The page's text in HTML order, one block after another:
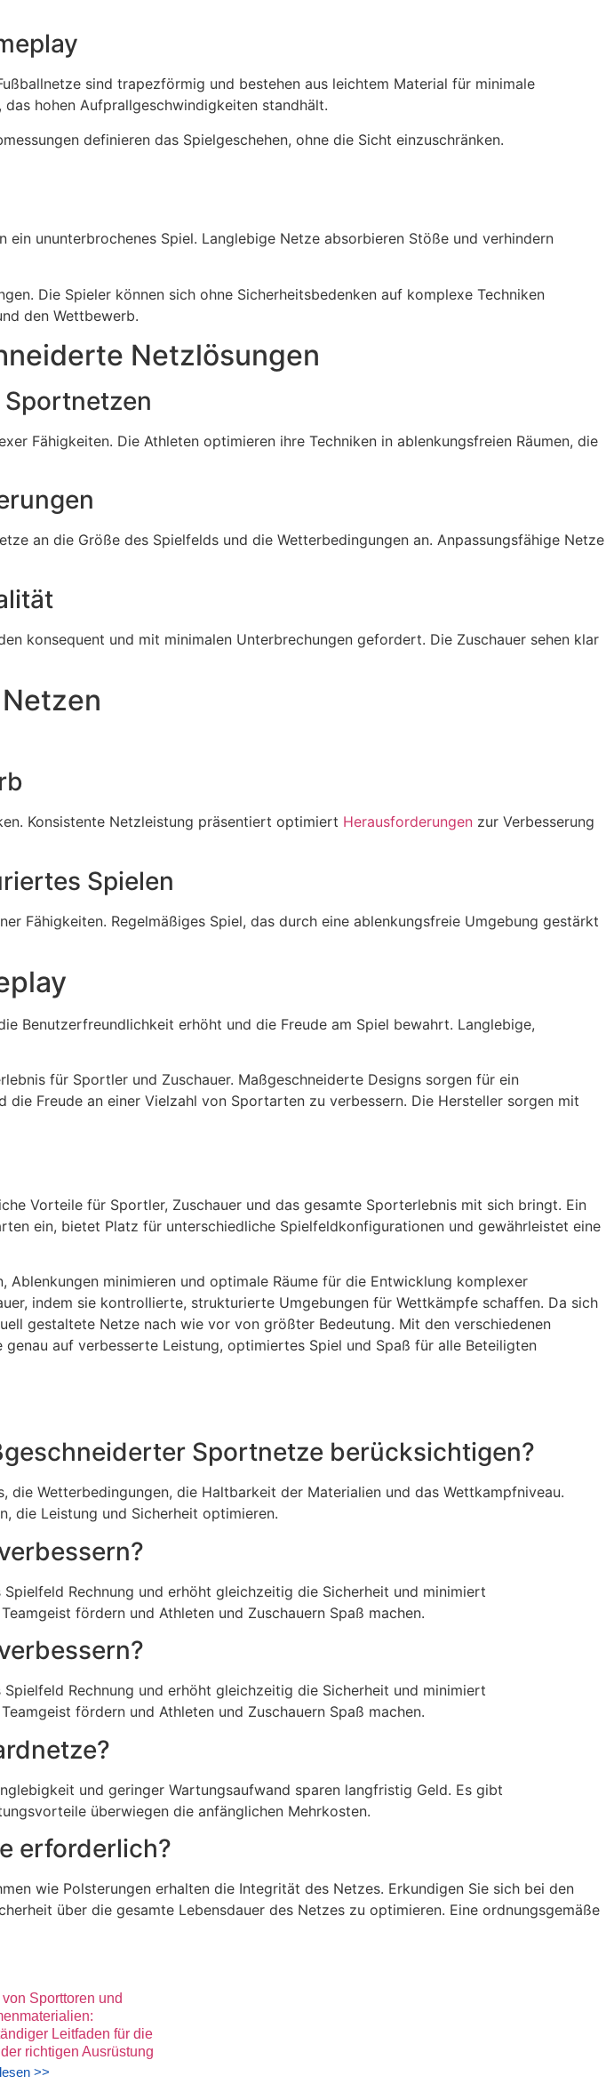
sind trapezförmig und bestehen aus leichtem Material für minimale
hohen Aufprallgeschwindigkeiten standhält.
definieren das Spielgeschehen, ohne die Sicht einzuschränken.
ununterbrochenes Spiel. Langlebige Netze absorbieren Stöße und verhindern
Die Spieler können sich ohne Sicherheitsbedenken auf komplexe Techniken
den Wettbewerb.
Netzlösungen
Fähigkeiten. Die Athleten optimieren ihre Techniken in ablenkungsfreien Räumen, die
an die Größe des Spielfelds und die Wetterbedingungen an. Anpassungsfähige Netze
konsequent und mit minimalen Unterbrechungen gefordert. Die Zuschauer sehen klar
Konsistente Netzleistung präsentiert optimiert Herausforderungen zur Verbesserung
Spielen
Fähigkeiten. Regelmäßiges Spiel, das durch eine ablenkungsfreie Umgebung gestärkt
Benutzerfreundlichkeit erhöht und die Freude am Spiel bewahrt. Langlebige,
für Sportler und Zuschauer. Maßgeschneiderte Designs sorgen für ein
Freude an einer Vielzahl von Sportarten zu verbessern. Die Hersteller sorgen mit
Vorteile für Sportler, Zuschauer und das gesamte Sporterlebnis mit sich bringt. Ein
ein, bietet Platz für unterschiedliche Spielfeldkonfigurationen und gewährleistet eine
minimieren und optimale Räume für die Entwicklung komplexer
indem sie kontrollierte, strukturierte Umgebungen für Wettkämpfe schaffen. Da sich
gestaltete Netze nach wie vor von größter Bedeutung. Mit den verschiedenen
auf verbesserte Leistung, optimiertes Spiel und Spaß für alle Beteiligten
Sportnetze berücksichtigen?
Wetterbedingungen, die Haltbarkeit der Materialien und das Wettkampfniveau.
die Leistung und Sicherheit optimieren.
Rechnung und erhöht gleichzeitig die Sicherheit und minimiert
fördern und Athleten und Zuschauern Spaß machen.
Rechnung und erhöht gleichzeitig die Sicherheit und minimiert
fördern und Athleten und Zuschauern Spaß machen.
und geringer Wartungsaufwand sparen langfristig Geld. Es gibt
überwiegen die anfänglichen Mehrkosten.
erforderlich?
wie Polsterungen erhalten die Integrität des Netzes. Erkundigen Sie sich bei den
über die gesamte Lebensdauer des Netzes zu optimieren. Eine ordnungsgemäße
Sporttoren und
Leitfaden für die
richtigen Ausrüstung
>>